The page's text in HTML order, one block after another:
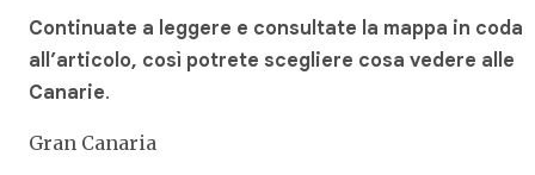
Continuate a leggere e consultate la mappa in coda
all’articolo, così potrete scegliere cosa vedere alle
Canarie.
Gran Canaria